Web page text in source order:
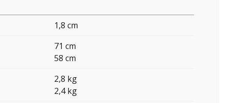
1,8 cm
71 cm
58 cm
2,8 kg
2,4 kg